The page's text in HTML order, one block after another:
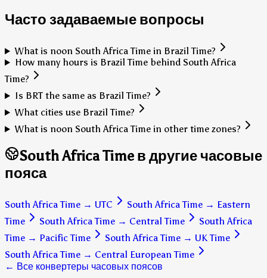
Часто задаваемые вопросы
What is noon South Africa Time in Brazil Time?
How many hours is Brazil Time behind South Africa
Time?
Is BRT the same as Brazil Time?
What cities use Brazil Time?
What is noon South Africa Time in other time zones?
South Africa Time в другие часовые
пояса
South Africa Time → UTC South Africa Time → Eastern
Time
South Africa Time → Central Time
South Africa
Time → Pacific Time South Africa Time → UK Time
South Africa Time → Central European Time
← Все конвертеры часовых поясов